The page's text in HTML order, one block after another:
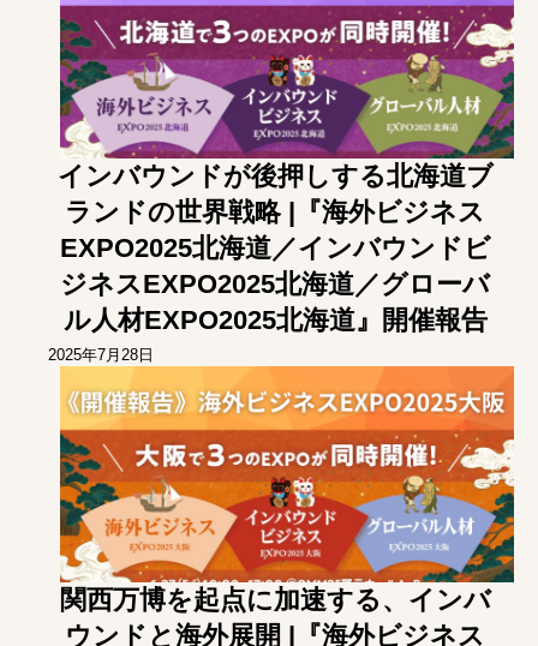
インバウンドが後押しする北海道ブ
ランドの世界戦略 |『海外ビジネス
EXPO2025北海道／インバウンドビ
ジネスEXPO2025北海道／グローバ
ル人材EXPO2025北海道』開催報告
2025年7月28日
関西万博を起点に加速する、インバ
ウンドと海外展開 |『海外ビジネス